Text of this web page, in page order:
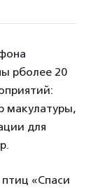
рболее 20
макулатуры,
для
«Спаси